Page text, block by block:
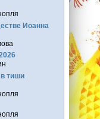
Иоанна
тиши